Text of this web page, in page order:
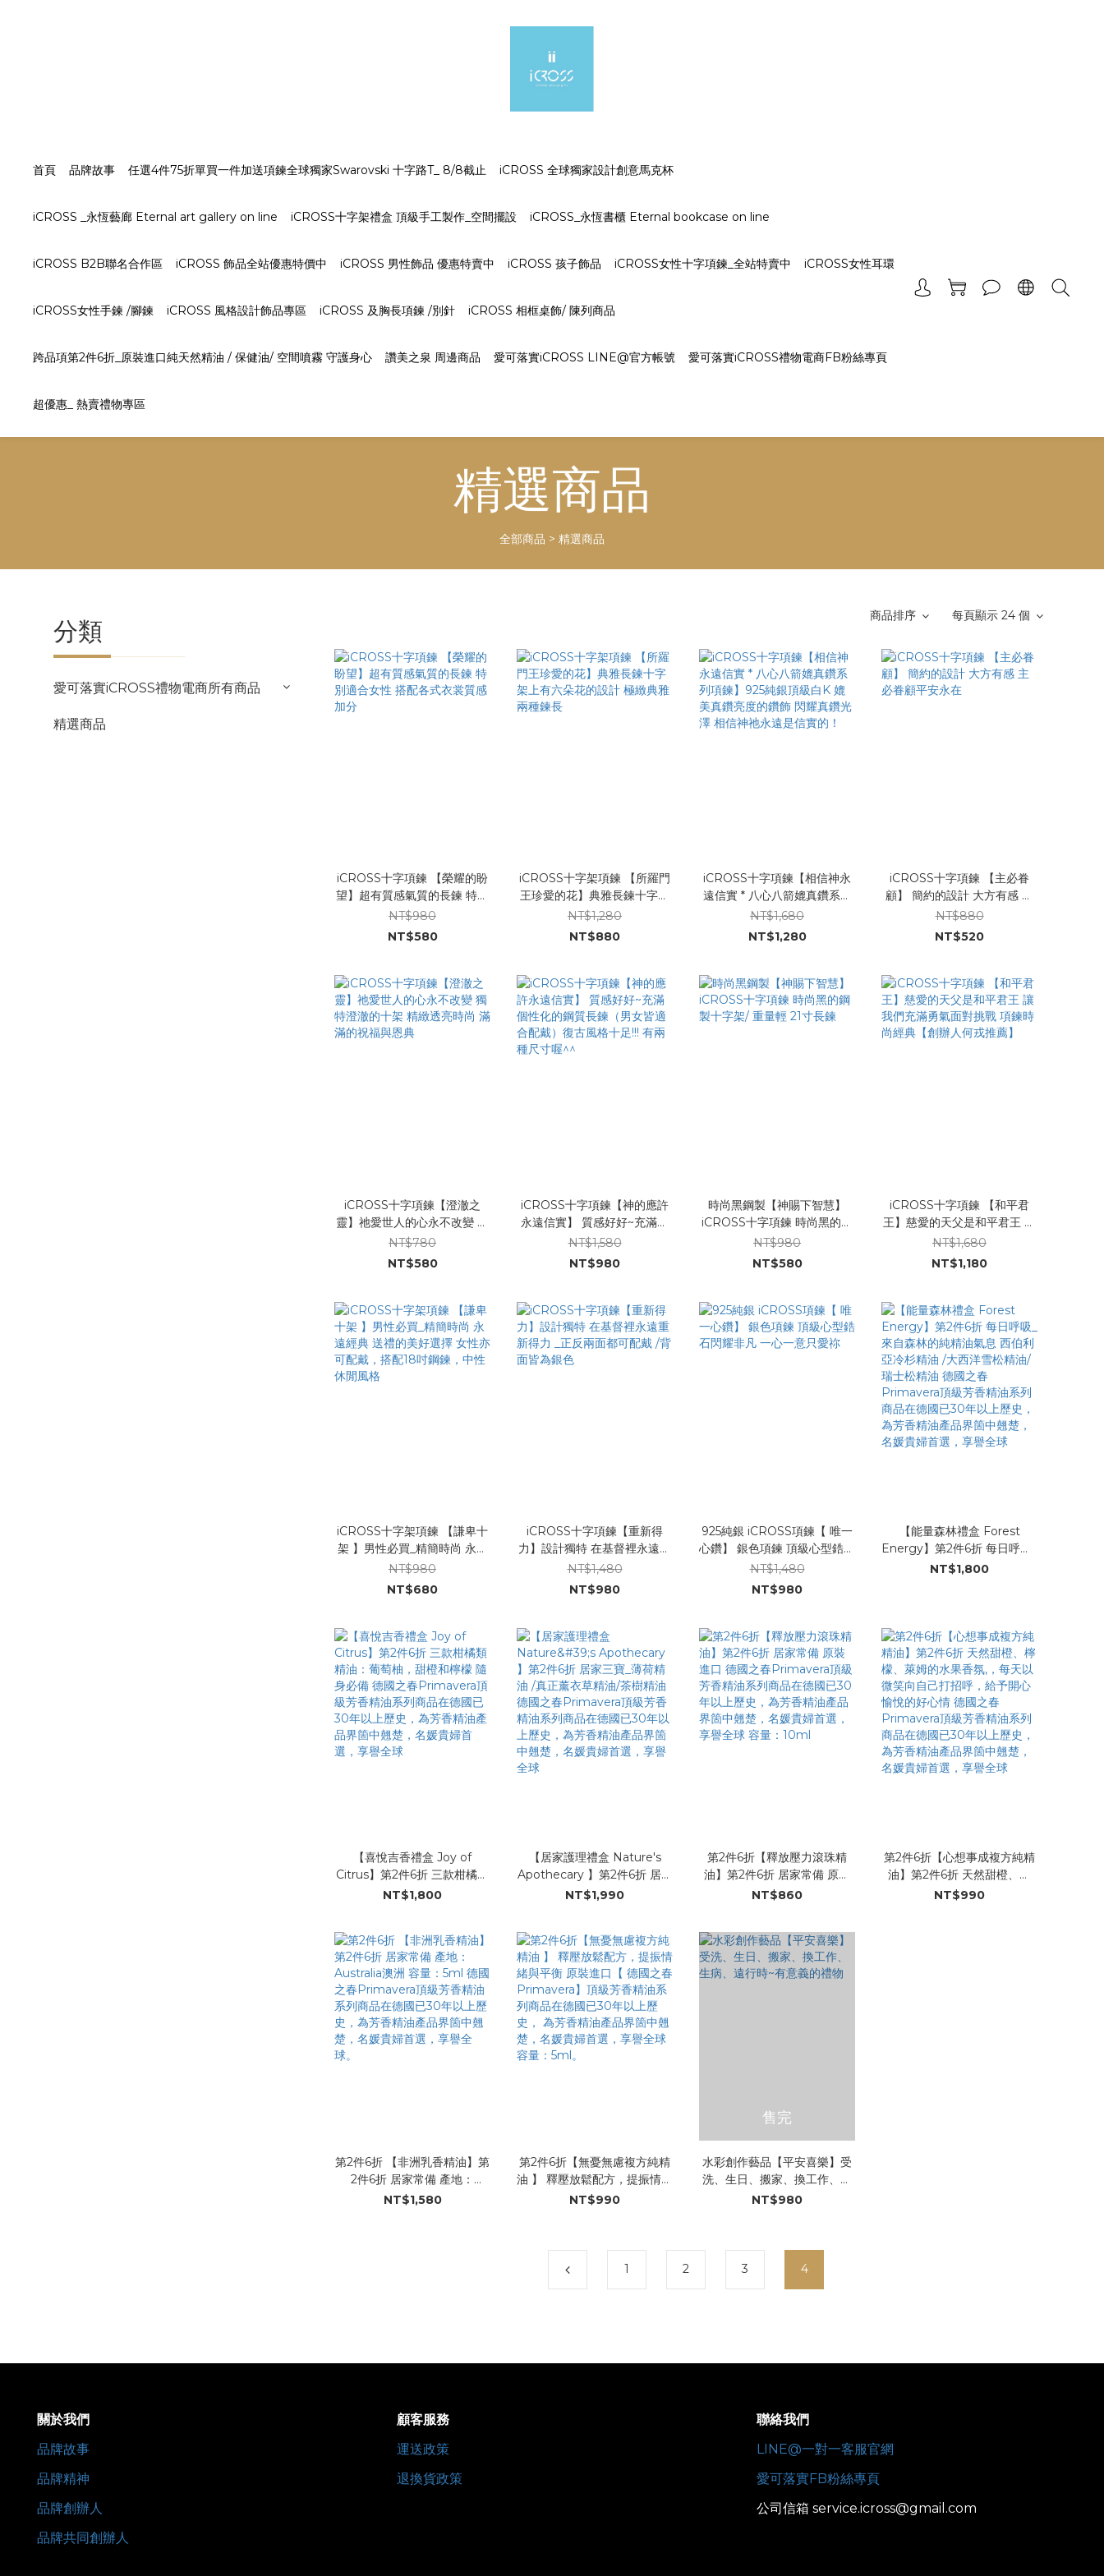
首頁 品牌故事 任選4件75折單買一件加送項鍊全球獨家Swarovski 十字路T_ 8/8截止 iCROSS 全球獨家設計創意馬克杯
iCROSS _永恆藝廊 Eternal art gallery on line iCROSS十字架禮盒 頂級手工製作_空間擺設 iCROSS_永恆書櫃 Eternal bookcase on line
iCROSS B2B聯名合作區 iCROSS 飾品全站優惠特價中 iCROSS 男性飾品 優惠特賣中 iCROSS 孩子飾品 iCROSS女性十字項鍊_全站特賣中 iCROSS女性耳環
iCROSS女性手鍊 /腳鍊 iCROSS 風格設計飾品專區 iCROSS 及胸長項鍊 /別針 iCROSS 相框桌飾/ 陳列商品
跨品項第2件6折_原裝進口純天然精油 / 保健油/ 空間噴霧 守護身心 讚美之泉 周邊商品 愛可落實iCROSS LINE@官方帳號 愛可落實iCROSS禮物電商FB粉絲專頁
超優惠_ 熱賣禮物專區
精選商品
全部商品 > 精選商品
分類
愛可落實iCROSS禮物電商所有商品
精選商品
商品排序 每頁顯示 24 個
iCROSS十字項鍊 【榮耀的盼
望】超有質感氣質的長鍊 特別
適合女性 搭配各式衣裳質感加
分
NT$980
NT$580
iCROSS十字架項鍊 【所羅門
王珍愛的花】典雅長鍊十字架
上有六朵花的設計 極緻典雅 兩
種鍊長
NT$1,280
NT$880
iCROSS十字項鍊【相信神永
遠信實 * 八心八箭媲真鑽系列
項鍊】925純銀頂級白K 媲美
真鑽亮度的鑽飾 閃耀真鑽光澤
NT$1,680
NT$1,280
iCROSS十字項鍊 【主必眷
顧】 簡約的設計 大方有感 主
必眷顧平安永在
NT$880
NT$520
iCROSS十字項鍊【澄澈之
靈】祂愛世人的心永不改變 獨
特澄澈的十架 精緻透亮時尚 滿
滿的祝福與恩典
NT$780
NT$580
iCROSS十字項鍊【神的應許
永遠信實】 質感好好~充滿個
性化的鋼質長鍊（男女皆適合
配戴）復古風格十足!!! 有兩種
尺寸喔^^
NT$1,580
NT$980
時尚黑鋼製【神賜下智慧】
iCROSS十字項鍊 時尚黑的鋼
製十字架/ 重量輕 21寸長鍊
NT$980
NT$580
iCROSS十字項鍊 【和平君
王】慈愛的天父是和平君王 讓
我們充滿勇氣面對挑戰 項鍊時
尚經典【創辦人何戎推薦】
NT$1,680
NT$1,180
iCROSS十字架項鍊 【謙卑十
架 】男性必買_精簡時尚 永遠
經典 送禮的美好選擇 女性亦可
配戴，搭配18吋鋼鍊，中性休
閒風格
NT$980
NT$680
iCROSS十字項鍊【重新得
力】設計獨特 在基督裡永遠重
面皆為銀色
NT$1,480
NT$980
925純銀 iCROSS項鍊【 唯一
心鑽】 銀色項鍊 頂級心型鋯石
閃耀非凡 一心一意只愛祢
NT$1,480
NT$980
【能量森林禮盒 Forest
Energy】第2件6折 每日呼吸_
來自森林的純精油氣息 西伯利
商品在德國已30年以上歷史，
為芳香精油產品界箇中翹楚，
名媛貴婦首選，享譽全球
NT$1,800
【喜悅吉香禮盒 Joy of
Citrus】第2件6折 三款柑橘類
精油：葡萄柚，甜橙和檸檬 隨
30年以上歷史，為芳香精油產
品界箇中翹楚，名媛貴婦首
選，享譽全球
NT$1,800
【居家護理禮盒 Nature's
Apothecary 】第2件6折 居家
三寶_薄荷精油 /真正薰衣草精
商品在德國已30年以上歷史，
為芳香精油產品界箇中翹楚，
名媛貴婦首選，享譽全球
NT$1,990
第2件6折【釋放壓力滾珠精
油】第2件6折 居家常備 原裝
進口 德國之春Primavera頂級
界箇中翹楚，名媛貴婦首選，
享譽全球 容量：10ml
NT$860
第2件6折【心想事成複方純精
油】第2件6折 天然甜橙、檸
檬、萊姆的水果香氛,，每天以
NT$990
第2件6折 【非洲乳香精油】第
2件6折 居家常備 產地：
Australia澳洲 容量：5ml 德國NT$1,580
第2件6折【無憂無慮複方純精
油 】 釋壓放鬆配方，提振情緒
楚，名媛貴婦首選，享譽全球
NT$990
售完
水彩創作藝品【平安喜樂】受
洗、生日、搬家、換工作、生
病、遠行時~有意義的禮物
NT$980
1 2 3 4
關於我們
品牌故事
品牌精神
品牌創辦人
品牌共同創辦人
顧客服務
運送政策
退換貨政策
聯絡我們
LINE@一對一客服官網
愛可落實FB粉絲專頁
公司信箱 service.icross@gmail.com